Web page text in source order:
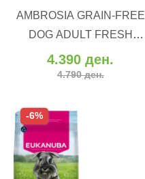
AMBROSIA GRAIN-FREE
DOG ADULT FRESH
TURKEY & DUCK (12 kg)
4.390 ден.
4.790 ден.
Додај во желби
Додај за споредба
-6%